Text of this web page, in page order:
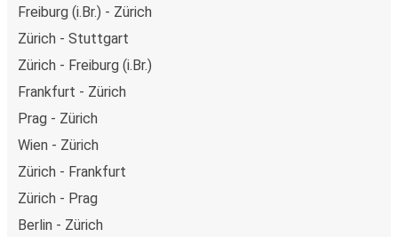
Freiburg (i.Br.) - Zürich
Zürich - Stuttgart
Zürich - Freiburg (i.Br.)
Frankfurt - Zürich
Prag - Zürich
Wien - Zürich
Zürich - Frankfurt
Zürich - Prag
Berlin - Zürich